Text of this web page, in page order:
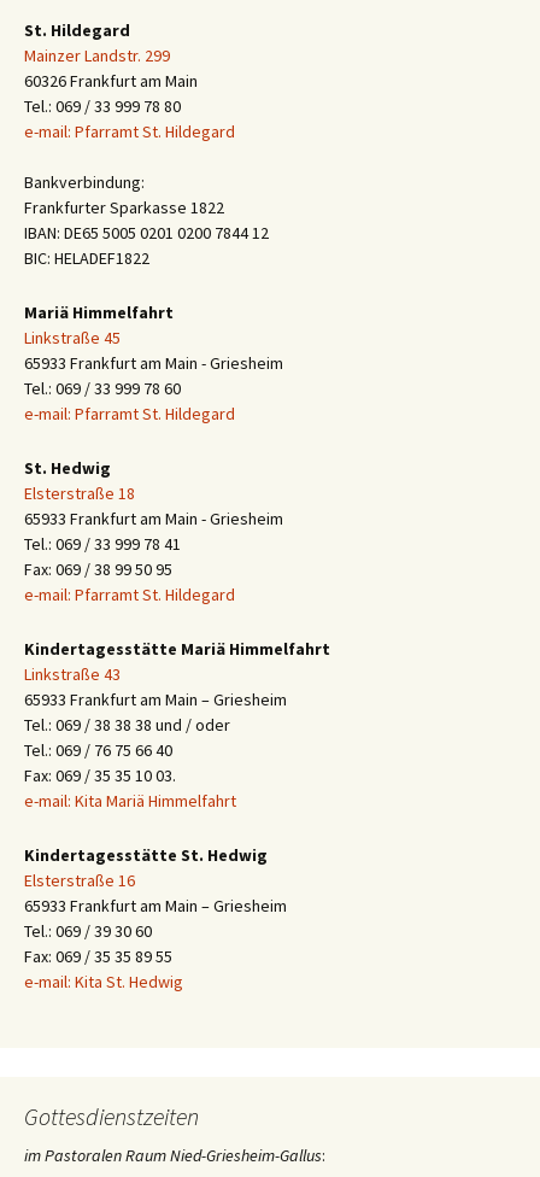
St. Hildegard
Mainzer Landstr. 299
60326 Frankfurt am Main
Tel.: 069 / 33 999 78 80
e-mail: Pfarramt St. Hildegard
Bankverbindung:
Frankfurter Sparkasse 1822
IBAN: DE65 5005 0201 0200 7844 12
BIC: HELADEF1822
Mariä Himmelfahrt
Linkstraße 45
65933 Frankfurt am Main - Griesheim
Tel.: 069 / 33 999 78 60
e-mail: Pfarramt St. Hildegard
St. Hedwig
Elsterstraße 18
65933 Frankfurt am Main - Griesheim
Tel.: 069 / 33 999 78 41
Fax: 069 / 38 99 50 95
e-mail: Pfarramt St. Hildegard
Kindertagesstätte Mariä Himmelfahrt
Linkstraße 43
65933 Frankfurt am Main – Griesheim
Tel.: 069 / 38 38 38 und / oder
Tel.: 069 / 76 75 66 40
Fax: 069 / 35 35 10 03.
e-mail: Kita Mariä Himmelfahrt
Kindertagesstätte St. Hedwig
Elsterstraße 16
65933 Frankfurt am Main – Griesheim
Tel.: 069 / 39 30 60
Fax: 069 / 35 35 89 55
e-mail: Kita St. Hedwig
Gottesdienstzeiten
im Pastoralen Raum Nied-Griesheim-Gallus: